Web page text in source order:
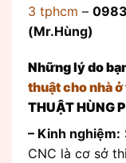
3 tphcm –
(Mr.Hùng)
Những lý do
thuậtcho nhà
THUẬT HÙNG
– Kinh nghiệm:
CNC là cơ sở